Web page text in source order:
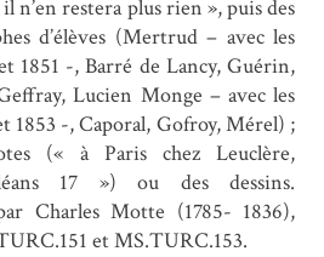
n’en restera plus rien », puis des
d’élèves (Mertrud – avec les
1851 -, Barré de Lancy, Guérin,
Lucien Monge – avec les
1853 -, Caporal, Gofroy, Mérel) ;
(« à Paris chez Leuclère,
17 ») ou des dessins.
Charles Motte (1785- 1836),
et MS.TURC.153.